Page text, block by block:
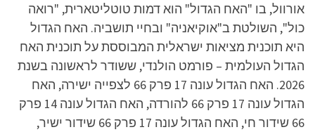
אורוול, בו "האח הגדול" הוא דמות טוטליטארית, "רואה
כול", השולטת ב"אוקיאניה" ובחיי תושביה. האח הגדול
היא תוכנית מציאות ישראלית המבוססת על תוכנית האח
הגדול העולמית – פורמט הולנדי, ששודר לראשונה בשנת
2026. האח הגדול עונה 17 פרק 66 לצפייה ישירה, האח
הגדול עונה 17 פרק 66 להורדה, האח הגדול עונה 14 פרק
66 שידור חי, האח הגדול עונה 17 פרק 66 שידור ישיר,